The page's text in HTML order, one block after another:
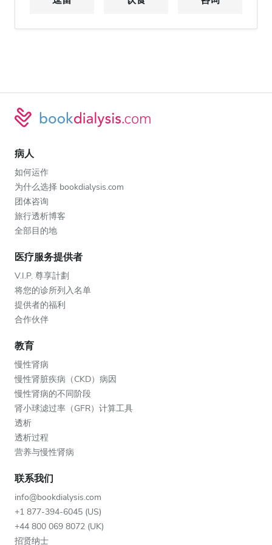
病人
如何运作
为什么选择 bookdialysis.com
团体咨询
旅行透析博客
全部目的地
医疗服务提供者
V.I.P. 尊享計劃
将您的诊所列入名单
提供者的福利
合作伙伴
教育
慢性肾病
慢性肾脏疾病（CKD）病因
慢性肾病的不同阶段
肾小球滤过率（GFR）计算工具
透析
透析过程
营养与慢性肾病
联系我们
info@bookdialysis.com
+1 877-394-6045 (US)
+44 800 069 8072 (UK)
招贤纳士